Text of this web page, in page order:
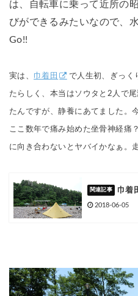
は、自転車に乗って近所の
びができるみたいなので、
Go!!
実は、 巾着田 で人生初、ぎっく
たらしく、本当はソウタと2人で
たんですが、静養にあてました。
ここ数年で痛み始めた坐骨神経痛
に向き合わないとヤバイかなぁ。
巾着
2018-06-05